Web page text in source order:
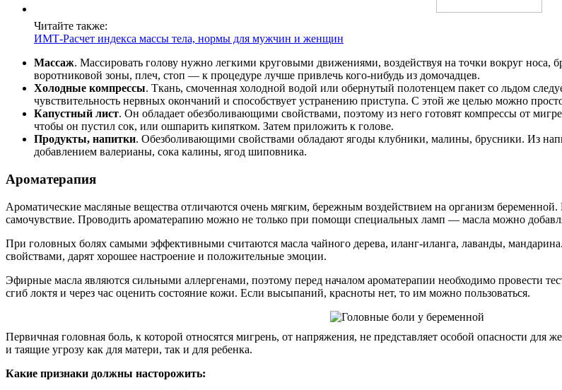
Читайте также:
ИМТ-Расчет индекса массы тела, нормы для мужчин и женщин
Массаж. Массировать голову нужно легкими круговыми движениями, воздействуя на точки вокруг носа,
воротниковой зоны, плеч, стоп — к процедуре лучше привлечь кого-нибудь из домочадцев.
Холодные компрессы. Ткань, смоченная холодной водой или обернутый полотенцем пакет со льдом
чувствительность нервных окончаний и способствует устранению приступа. С этой же целью можно
Капустный лист. Он обладает обезболивающими свойствами, поэтому из него готовят компрессы от
чтобы он пустил сок, или ошпарить кипятком. Затем приложить к голове.
Продукты, напитки. Обезболивающими свойствами обладают ягоды клубники, малины, брусники. Из
добавлением валерианы, сока калины, ягод шиповника.
Ароматерапия
Ароматические масляные вещества отличаются очень мягким, бережным воздействием на организм
самочувствие. Проводить ароматерапию можно не только при помощи специальных ламп — масла можно
При головных болях самыми эффективными считаются масла чайного дерева, иланг-иланга, лаванды,
свойствами, дарят хорошее настроение и положительные эмоции.
Эфирные масла являются сильными аллергенами, поэтому перед началом ароматерапии необходимо провести
сгиб локтя и через час оценить состояние кожи. Если высыпаний, красноты нет, то им можно пользоваться.
Первичная головная боль, к которой относятся мигрень, от напряжения, не представляет особой опасности
и таящие угрозу как для матери, так и для ребенка.
Какие признаки должны насторожить: